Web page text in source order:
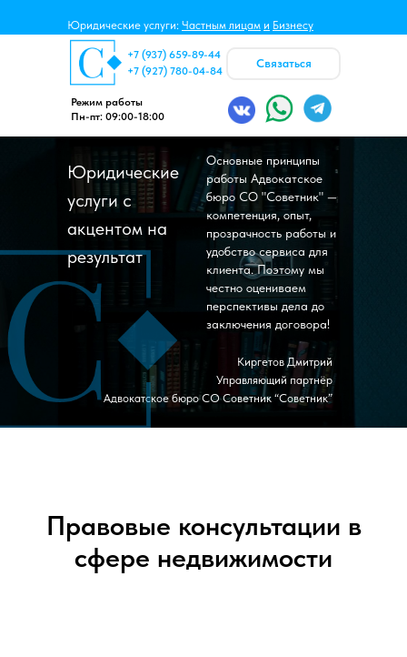
+7 (937) 659-89-44
+7 (927) 780-04-84
Режим работы
Пн-пт: 09:00-18:00
Связаться
Юридические услуги: Частным лицам и Бизнесу
Юридические
услуги c
акцентом на
результат
Основные принципы
работы Адвокатское
бюро СО "Советник" —
компетенция, опыт,
прозрачность работы и
удобство сервиса для
клиента. Поэтому мы
честно оцениваем
перспективы дела до
заключения договора!
Киргетов Дмитрий
Управляющий партнёр
Адвокатское бюро СО Советник “Советник”
Правовые консультации в
сфере недвижимости